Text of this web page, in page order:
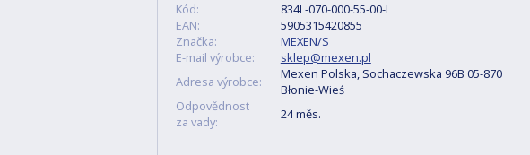
Kód:
834L-070-000-55-00-L
EAN:
5905315420855
Značka:
MEXEN/S
E-mail výrobce:
sklep@mexen.pl
Adresa výrobce:
Mexen Polska, Sochaczewska 96B 05-870
Błonie-Wieś
Odpovědnost
za vady:
24 měs.